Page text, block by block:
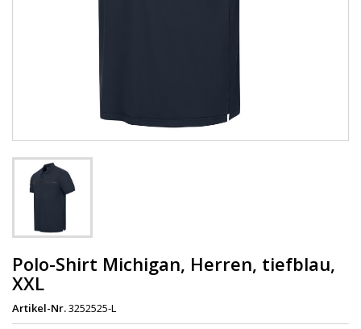
Polo-Shirt Michigan, Herren, tiefblau,
XXL
Artikel-Nr.3252525-L